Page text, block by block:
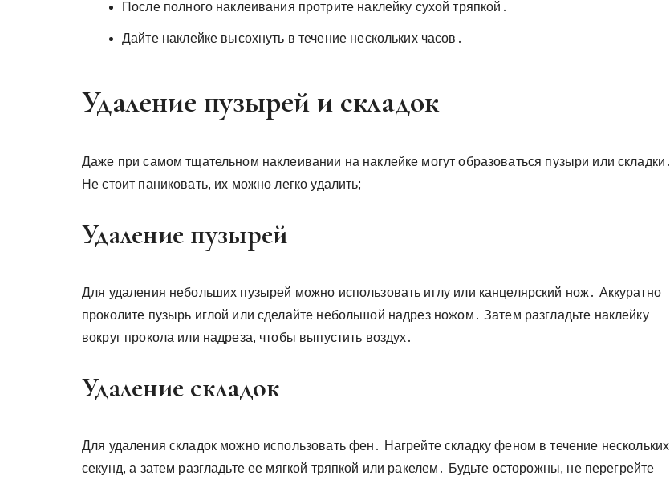
После полного наклеивания протрите наклейку сухой тряпкой․
Дайте наклейке высохнуть в течение нескольких часов․
Удаление пузырей и складок
Даже при самом тщательном наклеивании на наклейке могут образоваться пузыри или складки․
Не стоит паниковать, их можно легко удалить;
Удаление пузырей
Для удаления небольших пузырей можно использовать иглу или канцелярский нож․ Аккуратно
проколите пузырь иглой или сделайте небольшой надрез ножом․ Затем разгладьте наклейку
вокруг прокола или надреза, чтобы выпустить воздух․
Удаление складок
Для удаления складок можно использовать фен․ Нагрейте складку феном в течение нескольких
секунд, а затем разгладьте ее мягкой тряпкой или ракелем․ Будьте осторожны, не перегрейте